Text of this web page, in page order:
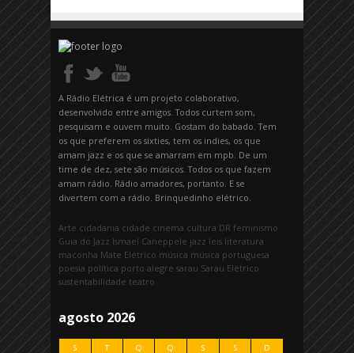
A Rádio Elétrica é um projeto colaborativo,
desenvolvido entre amigos. Todos curtem som,
pesquisam e ouvem muito. Gostam do babado. Tem
os que preferem os sixties, tem os indies, os que
amam jazz e os que se amarram em mpb. De um
time de dez, sete são músicos. Todos os que fazem
amam rádio. Rádio amadores, portanto. E se
divertem com a rádio. Brinquedinho elétrico.
Arte cidadania cidade cinema cultura DR feminismo
Guia do Jazz Ismael Caneppele jazz leis literatura
maconha Mate Elétrico música música portuguesa
poesia política porto alegre sarau Sarau Elétrico
sustentabilidade teatro
agosto 2026
S T Q Q S S D